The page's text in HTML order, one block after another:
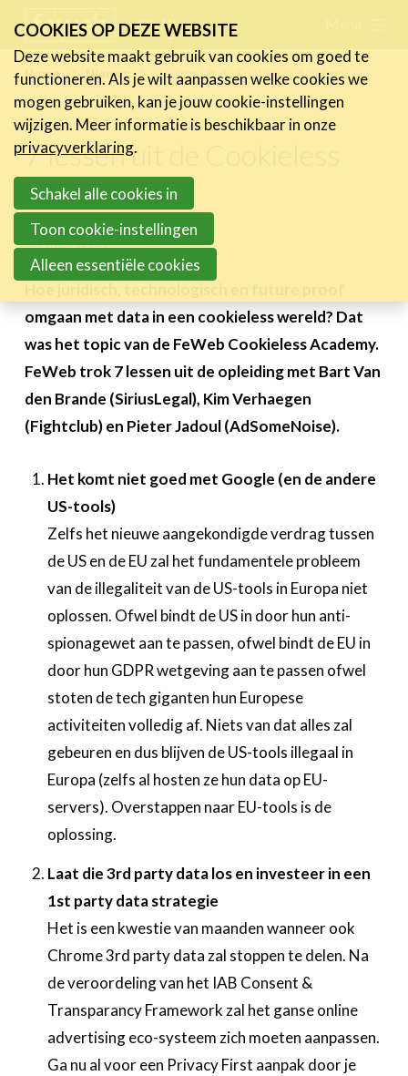
links
Jump
to
navigation
to
main
content
FR NL
Home Nieuws 7 lessen uit de Cookieless Academy
7 lessen uit de Cookieless
Academy
13 mei 2022
omgaan met data in een cookieless wereld? Dat
was het topic van de FeWeb Cookieless Academy.
FeWeb trok 7 lessen uit de opleiding met Bart Van
den Brande (SiriusLegal), Kim Verhaegen
(Fightclub) en Pieter Jadoul (AdSomeNoise).
Het komt niet goed met Google (en de andere
US-tools)
Zelfs het nieuwe aangekondigde verdrag tussen
de US en de EU zal het fundamentele probleem
van de illegaliteit van de US-tools in Europa niet
oplossen. Ofwel bindt de US in door hun anti-
spionagewet aan te passen, ofwel bindt de EU in
door hun GDPR wetgeving aan te passen ofwel
stoten de tech giganten hun Europese
activiteiten volledig af. Niets van dat alles zal
gebeuren en dus blijven de US-tools illegaal in
Europa (zelfs al hosten ze hun data op EU-
servers). Overstappen naar EU-tools is de
oplossing.
Laat die 3rd party data los en investeer in een
1st party data strategie
Het is een kwestie van maanden wanneer ook
Chrome 3rd party data zal stoppen te delen. Na
de veroordeling van het IAB Consent &
Transparancy Framework zal het ganse online
advertising eco-systeem zich moeten aanpassen.
Ga nu al voor een Privacy First aanpak door je
Nieuws
Nieuwsberichten
FeWeb Videos
Jobs in de sector
Activiteiten
Cases
Expertise
Toolbox
Bedrijvenzoeker
Over FeWeb
Lid worden Account
Zoeken
COOKIES OP DEZE WEBSITE
Deze website maakt gebruik van cookies om goed te
functioneren. Als je wilt aanpassen welke cookies we
mogen gebruiken, kan je jouw cookie-instellingen
wijzigen. Meer informatie is beschikbaar in onze
privacyverklaring.
Schakel alle cookies in
Toon cookie-instellingen
Alleen essentiële cookies